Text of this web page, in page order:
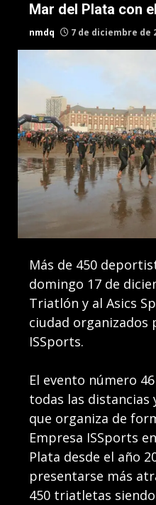
Mar del Plata con
nmdq 7 de diciembre de
Más de 450
domingo 17 de
Triatlón y al Asics
ciudad organizados
ISSports.
El evento número
todas las distancias
que organiza de
Empresa ISSports
Plata desde el año
presentarse más
450 triatletas